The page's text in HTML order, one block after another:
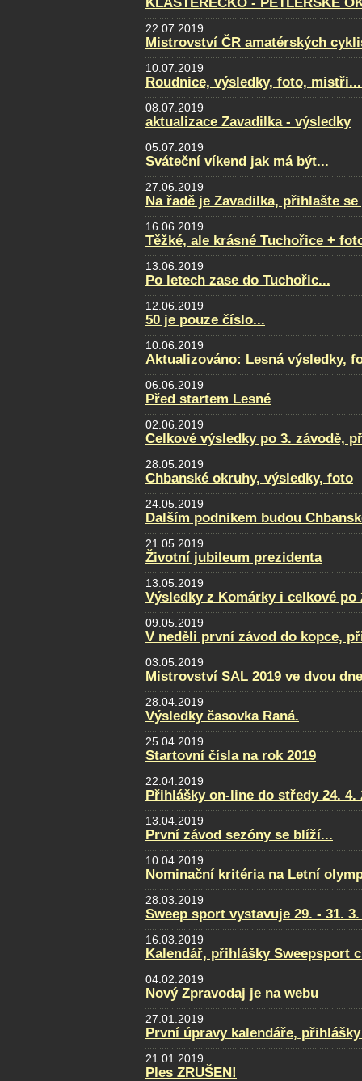
22.07.2019
Mistrovství ČR amatérských
10.07.2019
Roudnice, výsledky, foto,
08.07.2019
aktualizace Zavadilka - výsledky
05.07.2019
Sváteční víkend jak má být...
27.06.2019
Na řadě je Zavadilka, přihlašte
16.06.2019
Těžké, ale krásné Tuchořice +
13.06.2019
Po letech zase do Tuchořic...
12.06.2019
50 je pouze číslo...
10.06.2019
Aktualizováno: Lesná výsledky,
06.06.2019
Před startem Lesné
02.06.2019
Celkové výsledky po 3. závodě,
28.05.2019
Chbanské okruhy, výsledky, foto
24.05.2019
Dalším podnikem budou
21.05.2019
Životní jubileum prezidenta
13.05.2019
Výsledky z Komárky i celkové po
09.05.2019
V neděli první závod do kopce,
03.05.2019
Mistrovství SAL 2019 ve dvou
28.04.2019
Výsledky časovka Raná.
25.04.2019
Startovní čísla na rok 2019
22.04.2019
Přihlášky on-line do středy 24. 4.
13.04.2019
První závod sezóny se blíží...
10.04.2019
Nominační kritéria na Letní
28.03.2019
Sweep sport vystavuje 29. - 31.
16.03.2019
Kalendář, přihlášky Sweepsport
04.02.2019
Nový Zpravodaj je na webu
27.01.2019
První úpravy kalendáře, přihlášky
21.01.2019
Ples ZRUŠEN!